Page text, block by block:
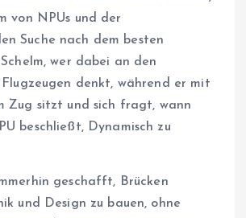
von NPUs und der
Suche nach dem besten
wer dabei an den
denkt, während er mit
Zug sitzt und sich fragt, wann
beschließt, Dynamisch zu
geschafft, Brücken
und Design zu bauen, ohne